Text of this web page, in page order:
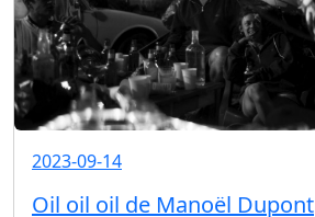
2023-09-14
Oil oil oil de Manoël Dupont